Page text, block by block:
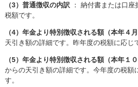
（3）普通徴収の内訳 ： 納付書または口座
税額です。
（4）年金より特別徴収される額（本年４月
天引き額の詳細です。昨年度の税額に応じ
（5）年金より特別徴収される額（本年１
からの天引き額の詳細です。今年度の税額
す。​